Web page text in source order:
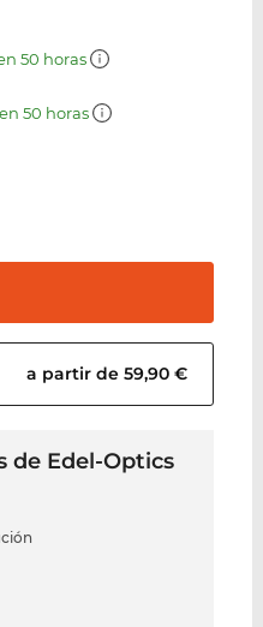
50 horas
50 horas
a partir de 59,90 €
de Edel-Optics